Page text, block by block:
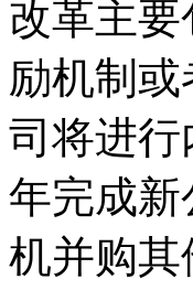
改革主
励机制
司将进行
年完成新
机并购